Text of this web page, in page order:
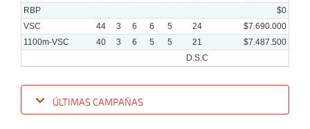
RBP
$0
VSC
44 3 6 6 5 24
$7.690.000
1100m-VSC
40 3 6 5 5 21
$7.487.500
D.S.C
ÚLTIMAS CAMPAÑAS